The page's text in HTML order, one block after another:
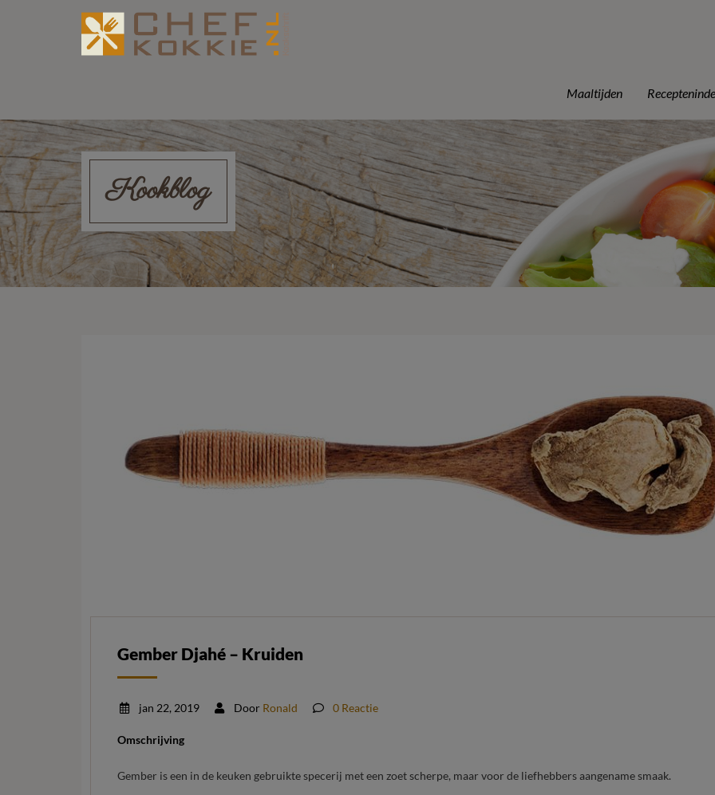
Maaltijden
Kookblog
Gember Djahé – Kruiden
jan 22, 2019 Door Ronald 0 Reactie
Omschrijving
Gember is een in de keuken gebruikte specerij met een zoet scherpe, maar voor de liefhebbers aangename smaak.